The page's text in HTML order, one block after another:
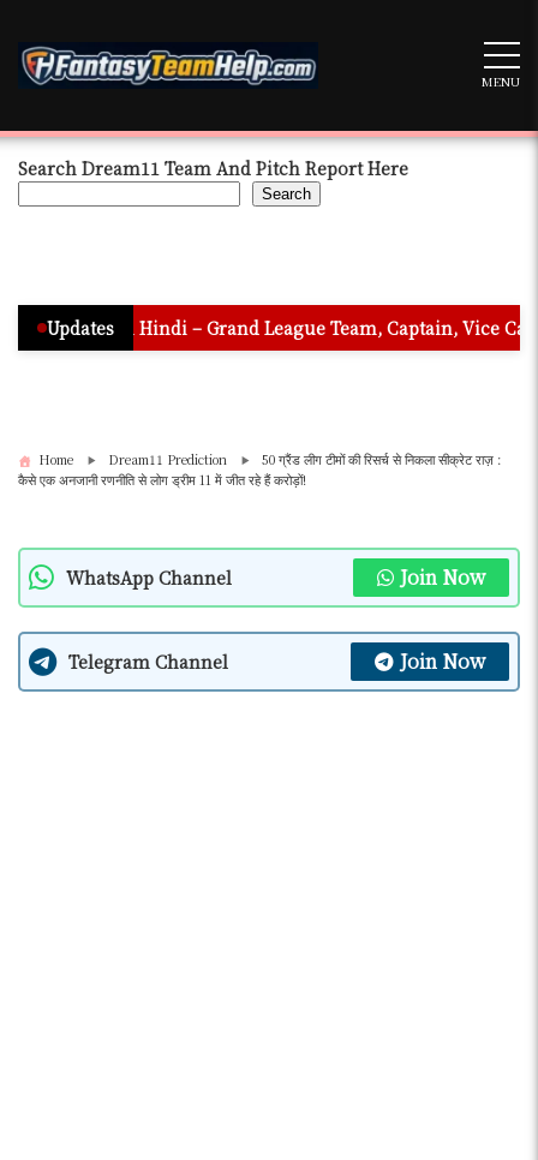
content
MENU
Search Dream11 Team And Pitch Report Here
Search
Updates
In Hindi – Grand League Team, Captain, Vice Captain &
Home Dream11 Prediction
50 ग्रैंड लीग टीमों की रिसर्च से निकला सीक्रेट राज़ :
कैसे एक अनजानी रणनीति से लोग ड्रीम 11 में जीत रहे हैं करोड़ों!
WhatsApp Channel Join Now
Telegram Channel Join Now